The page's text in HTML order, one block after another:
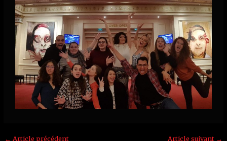
← Article précédent Article suivant →